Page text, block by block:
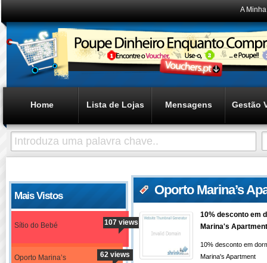
A
Home Lista de Lojas Mensagens Gestão
Mais Vistos
Sítio do Bebé 107 views
Oporto Marina’s
62 views
Oporto Marina’s
10% desconto em
Marina's
10% desconto em
Marina's Apartment